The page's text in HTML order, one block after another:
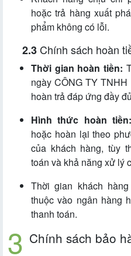
hoặc trả hàng xuất
phẩm không có lỗi.
Chính sách hoàn
Thời gian hoàn tiền:
ngày CÔNG TY
hoàn trả đáp ứng đầy
Hình thức hoàn tiền:
hoặc hoàn lại theo
của khách hàng, tùy
toán và khả năng xử lý
Thời gian khách
thuộc vào ngân hàng
thanh toán.
Chính sách bảo